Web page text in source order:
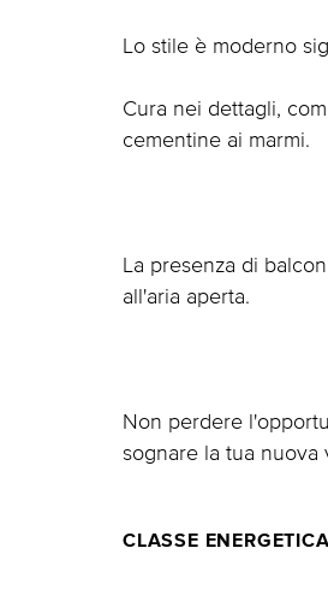
Lo stile è moderno
Cura nei dettagli,
cementine ai marmi.
La presenza di
all'aria aperta.
Non perdere
sognare la tua nuova
CLASSE ENERGETICA